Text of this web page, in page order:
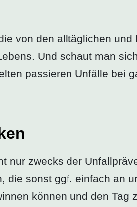
von den alltäglichen und
Und schaut man sich
passieren Unfälle bei
nur zwecks der
die sonst ggf. einfach an
können und den Tag